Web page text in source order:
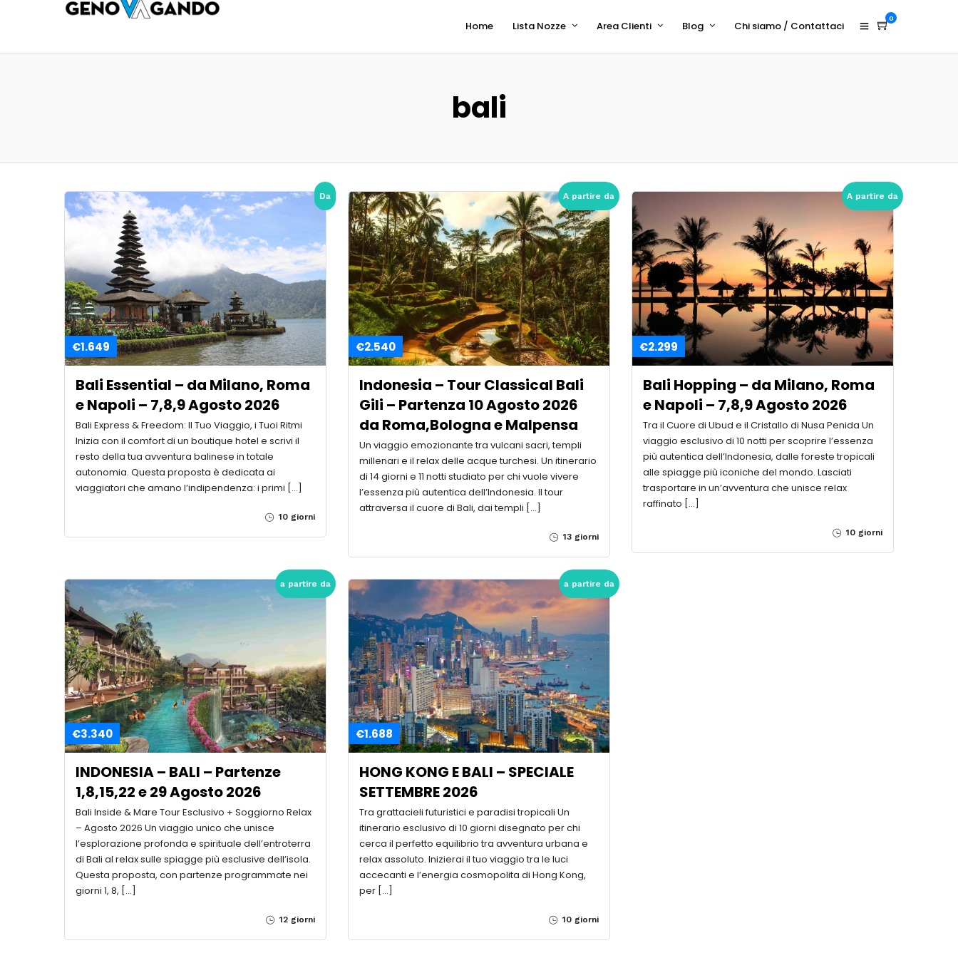
Home Lista Nozze Area Clienti Blog Chi siamo / Contattaci
0
bali
Da
€1.649
Bali Essential – da Milano, Roma
e Napoli – 7,8,9 Agosto 2026
Bali Express & Freedom: Il Tuo Viaggio, i Tuoi Ritmi
Inizia con il comfort di un boutique hotel e scrivi il
resto della tua avventura balinese in totale
autonomia. Questa proposta è dedicata ai
viaggiatori che amano l’indipendenza: i primi […]
10 giorni
A partire da
€2.540
Indonesia – Tour Classical Bali
Gili – Partenza 10 Agosto 2026
da Roma,Bologna e Malpensa
Un viaggio emozionante tra vulcani sacri, templi
millenari e il relax delle acque turchesi. Un itinerario
di 14 giorni e 11 notti studiato per chi vuole vivere
l’essenza più autentica dell’Indonesia. Il tour
attraversa il cuore di Bali, dai templi […]
13 giorni
A partire da
€2.299
Bali Hopping – da Milano, Roma
e Napoli – 7,8,9 Agosto 2026
Tra il Cuore di Ubud e il Cristallo di Nusa Penida Un
viaggio esclusivo di 10 notti per scoprire l’essenza
più autentica dell’Indonesia, dalle foreste tropicali
alle spiagge più iconiche del mondo. Lasciati
trasportare in un’avventura che unisce relax
raffinato […]
10 giorni
a partire da
€3.340
INDONESIA – BALI – Partenze
1,8,15,22 e 29 Agosto 2026
Bali Inside & Mare Tour Esclusivo + Soggiorno Relax
– Agosto 2026 Un viaggio unico che unisce
l’esplorazione profonda e spirituale dell’entroterra
di Bali al relax sulle spiagge più esclusive dell’isola.
Questa proposta, con partenze programmate nei
giorni 1, 8, […]
12 giorni
a partire da
€1.688
HONG KONG E BALI – SPECIALE
SETTEMBRE 2026
Tra grattacieli futuristici e paradisi tropicali Un
itinerario esclusivo di 10 giorni disegnato per chi
cerca il perfetto equilibrio tra avventura urbana e
relax assoluto. Inizierai il tuo viaggio tra le luci
accecanti e l’energia cosmopolita di Hong Kong,
per […]
10 giorni